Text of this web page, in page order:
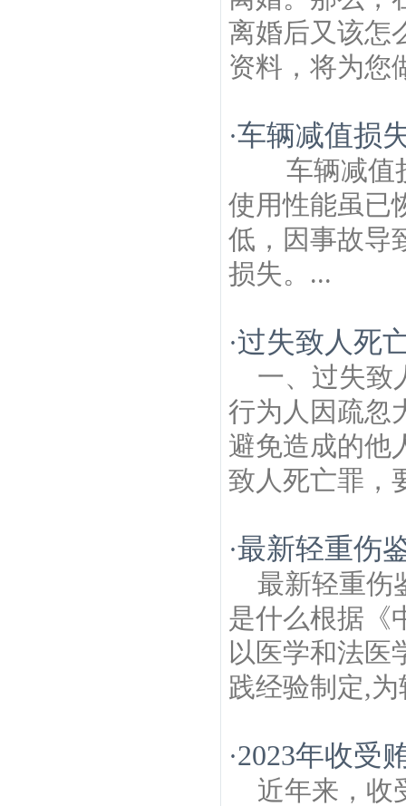
离婚后又该怎
资料，将为您
·车辆减值损
车辆减值
使用性能虽已
低，因事故导
损失。...
·过失致人死
一、过失致
行为人因疏忽
避免造成的他
致人死亡罪，
·最新轻重伤
最新轻重伤
是什么根据《
以医学和法医
践经验制定,
·2023年收受
近年来，收